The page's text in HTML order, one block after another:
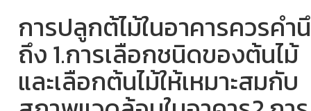
การปลูกต้ไม้ในอาคารควรคำ
ถึง 1.การเลือกชนิดของต้นไม้
และเลือกต้นไม้ให้เหมาะสมกับ